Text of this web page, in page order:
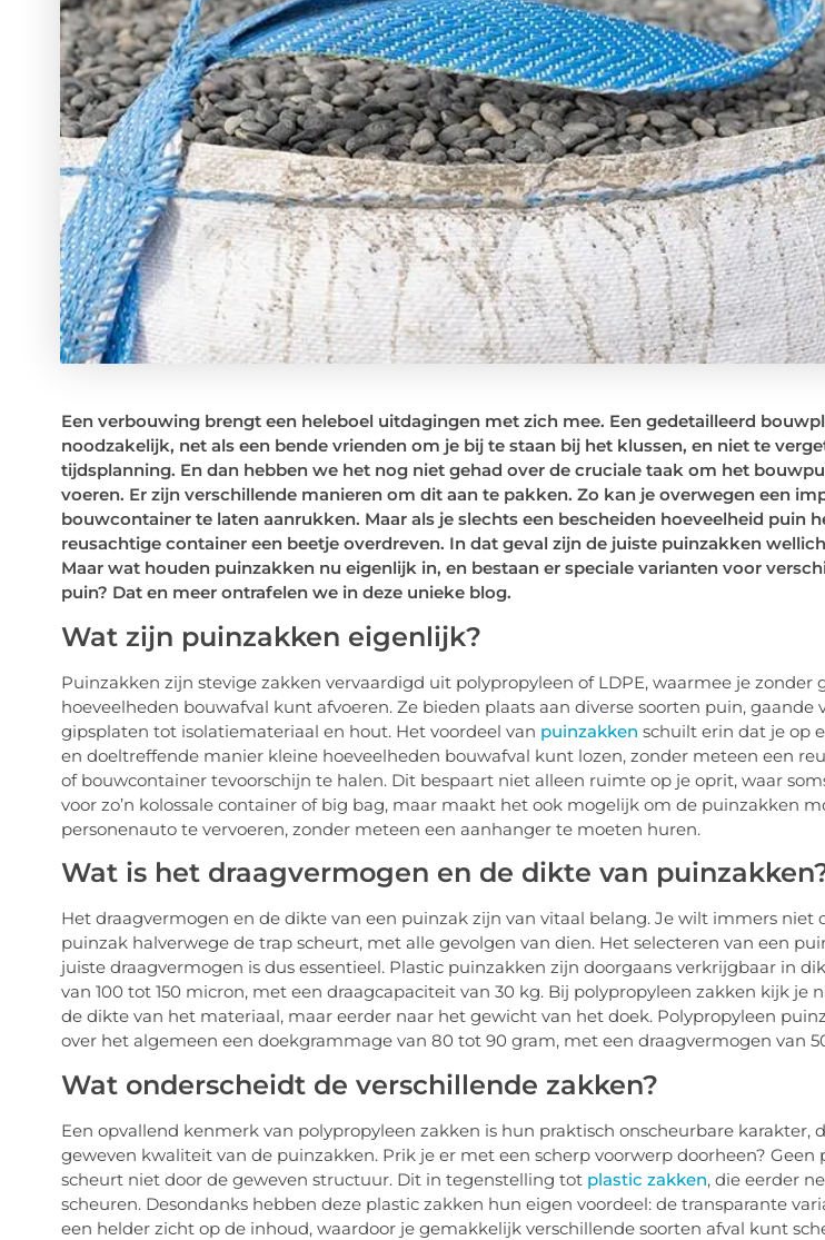
Een verbouwing brengt een heleboel uitdagingen met zich mee. Een gedetailleerd
noodzakelijk, net als een bende vrienden om je bij te staan bij het klussen, en niet te
tijdsplanning. En dan hebben we het nog niet gehad over de cruciale taak om het
voeren. Er zijn verschillende manieren om dit aan te pakken. Zo kan je overwegen een
bouwcontainer te laten aanrukken. Maar als je slechts een bescheiden hoeveelheid puin
reusachtige container een beetje overdreven. In dat geval zijn de juiste puinzakken
Maar wat houden puinzakken nu eigenlijk in, en bestaan er speciale varianten voor
puin? Dat en meer ontrafelen we in deze unieke blog.
Wat zijn puinzakken eigenlijk?
Puinzakken zijn stevige zakken vervaardigd uit polypropyleen of LDPE, waarmee je zonder
hoeveelheden bouwafval kunt afvoeren. Ze bieden plaats aan diverse soorten puin, gaande
gipsplaten tot isolatiemateriaal en hout. Het voordeel van puinzakken schuilt erin dat je op
en doeltreffende manier kleine hoeveelheden bouwafval kunt lozen, zonder meteen een
of bouwcontainer tevoorschijn te halen. Dit bespaart niet alleen ruimte op je oprit, waar
voor zo’n kolossale container of big bag, maar maakt het ook mogelijk om de puinzakken
personenauto te vervoeren, zonder meteen een aanhanger te moeten huren.
Wat is het draagvermogen en de dikte van
Het draagvermogen en de dikte van een puinzak zijn van vitaal belang. Je wilt immers niet
puinzak halverwege de trap scheurt, met alle gevolgen van dien. Het selecteren van een
juiste draagvermogen is dus essentieel. Plastic puinzakken zijn doorgaans verkrijgbaar in
van 100 tot 150 micron, met een draagcapaciteit van 30 kg. Bij polypropyleen zakken kijk je
de dikte van het materiaal, maar eerder naar het gewicht van het doek. Polypropyleen
over het algemeen een doekgrammage van 80 tot 90 gram, met een draagvermogen van
Wat onderscheidt de verschillende zakken?
Een opvallend kenmerk van polypropyleen zakken is hun praktisch onscheurbare karakter,
geweven kwaliteit van de puinzakken. Prik je er met een scherp voorwerp doorheen? Geen
scheurt niet door de geweven structuur. Dit in tegenstelling tot plastic zakken, die eerder
scheuren. Desondanks hebben deze plastic zakken hun eigen voordeel: de transparante
een helder zicht op de inhoud, waardoor je gemakkelijk verschillende soorten afval kunt